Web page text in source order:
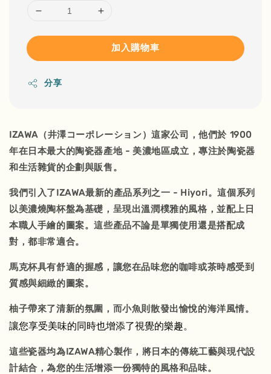
加入購物車
分享
IZAWA（井澤コーポレーション）這家公司，他們於 1900
年在日本最大的陶瓷器產地 - 美濃地區成立，專注於陶瓷器
和生活雜貨的企劃與販售。
我們引入了IZAWA最新的產品系列之一 - Hiyori。這個系列
以美濃燒陶杯盤為基礎，呈現出溫潤樸雅的風格，並配上日
本職人手繪的圖案。這些產品不論是單獨使用還是搭配成
對，都非常適合。
馬克杯具有舒適的握感，讓您在品味您的咖啡或茶時感受到
質感與細緻的圖案。
柚子帶來了清新的氛圍，而小魚則散發出愉悅的海洋風情。
讓您享受美味的同時也增添了視覺的樂趣。
這些瓷器均為IZAWA精心製作，將日本的傳統工藝與現代設
計結合，為您的生活增添一份獨特的風格和品味。